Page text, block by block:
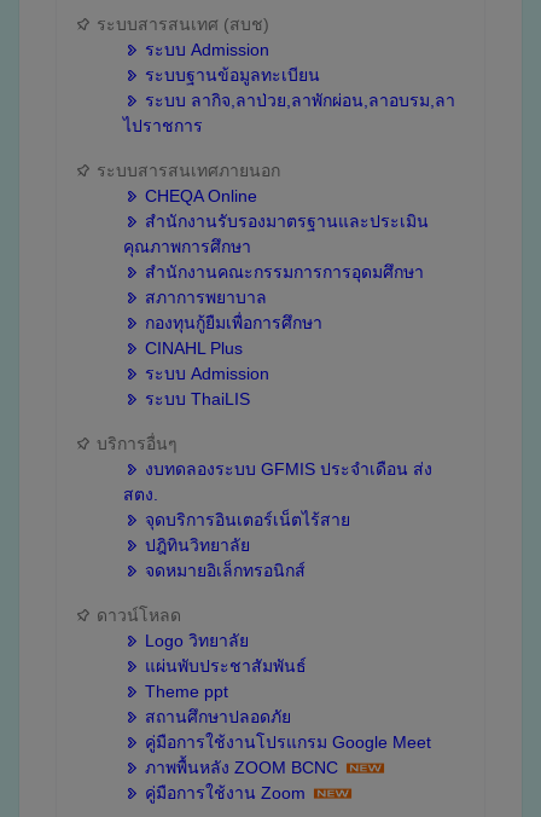
ระบบสารสนเทศ (สบช)
ระบบ Admission
ระบบฐานข้อมูลทะเบียน
ระบบ ลากิจ,ลาป่วย,ลาพักผ่อน,ลาอบรม,ลา
ไปราชการ
ระบบสารสนเทศภายนอก
CHEQA Online
สำนักงานรับรองมาตรฐานและประเมิน
คุณภาพการศึกษา
สำนักงานคณะกรรมการการอุดมศึกษา
สภาการพยาบาล
กองทุนกู้ยืมเพื่อการศึกษา
CINAHL Plus
ระบบ Admission
ระบบ ThaiLIS
บริการอื่นๆ
งบทดลองระบบ GFMIS ประจำเดือน ส่ง
สตง.
จุดบริการอินเตอร์เน็ตไร้สาย
ปฎิทินวิทยาลัย
จดหมายอิเล็กทรอนิกส์
ดาวน์โหลด
Logo วิทยาลัย
แผ่นพับประชาสัมพันธ์
Theme ppt
สถานศึกษาปลอดภัย
คู่มือการใช้งานโปรแกรม Google Meet
ภาพพื้นหลัง ZOOM BCNC
คู่มือการใช้งาน Zoom